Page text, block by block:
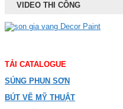
VIDEO THI CÔNG
TẢI CATALOGUE
SÚNG PHUN SƠN
BÚT VẼ MỸ THUẬT